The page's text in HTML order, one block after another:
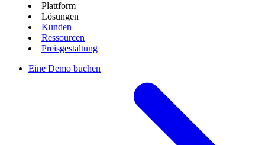
Plattform
Lösungen
Kunden
Ressourcen
Preisgestaltung
Eine Demo buchen